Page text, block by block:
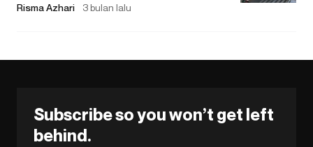
Risma Azhari 3 bulan lalu
Subscribe so you won’t get left
behind.